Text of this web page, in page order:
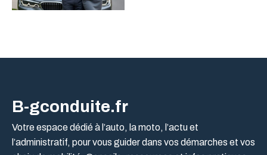
B-gconduite.fr
Votre espace dédié à l’auto, la moto, l’actu et
l’administratif, pour vous guider dans vos démarches et vos